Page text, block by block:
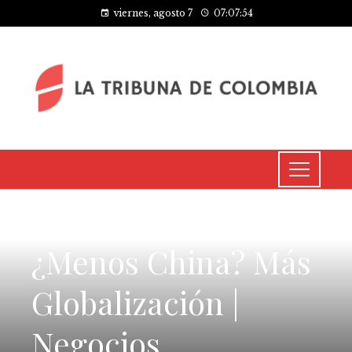
viernes, agosto 7 07:07:54
¿Menos China? Más
Globalización |
Negocios